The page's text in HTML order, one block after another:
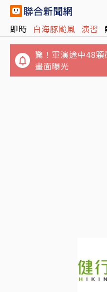
即時 白海豚颱風 演習
驚！軍演途中48
畫面曝光